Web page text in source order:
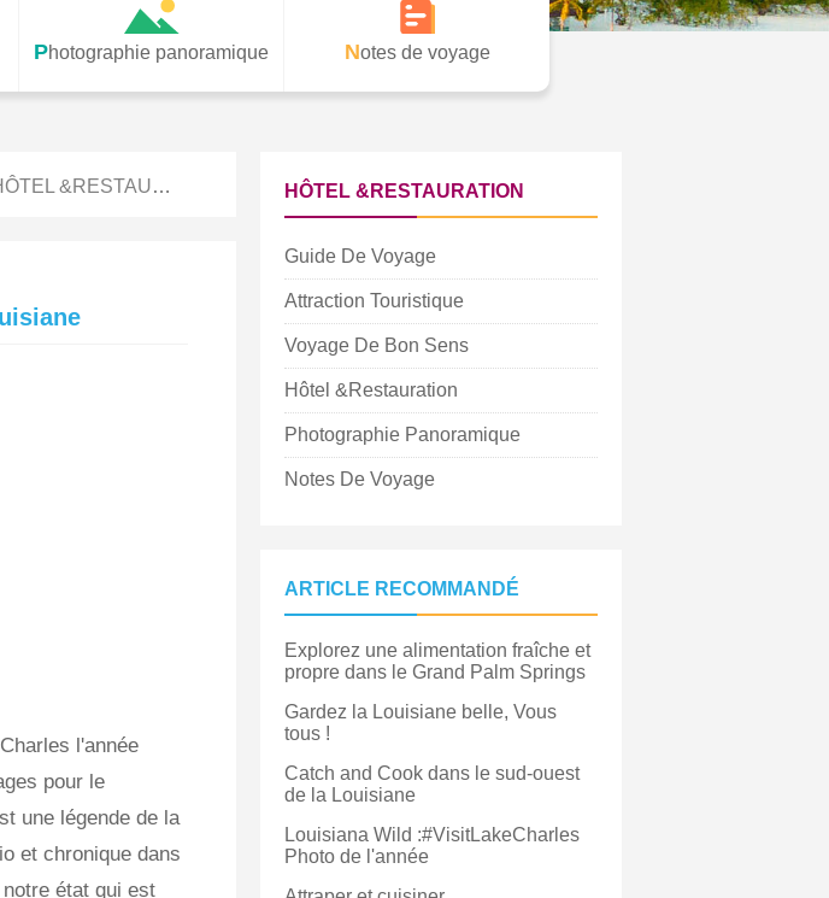
Photographie panoramique Notes de voyage
&RESTAURATION
l'année
pour le
une légende de la
et chronique dans
état qui est
HÔTEL &RESTAURATION
Guide De Voyage
Attraction Touristique
Voyage De Bon Sens
Hôtel &Restauration
Photographie Panoramique
Notes De Voyage
ARTICLE RECOMMANDÉ
Explorez une alimentation fraîche et
propre dans le Grand Palm Springs
Gardez la Louisiane belle, Vous
tous !
Catch and Cook dans le sud-ouest
de la Louisiane
Louisiana Wild :#VisitLakeCharles
Photo de l'année